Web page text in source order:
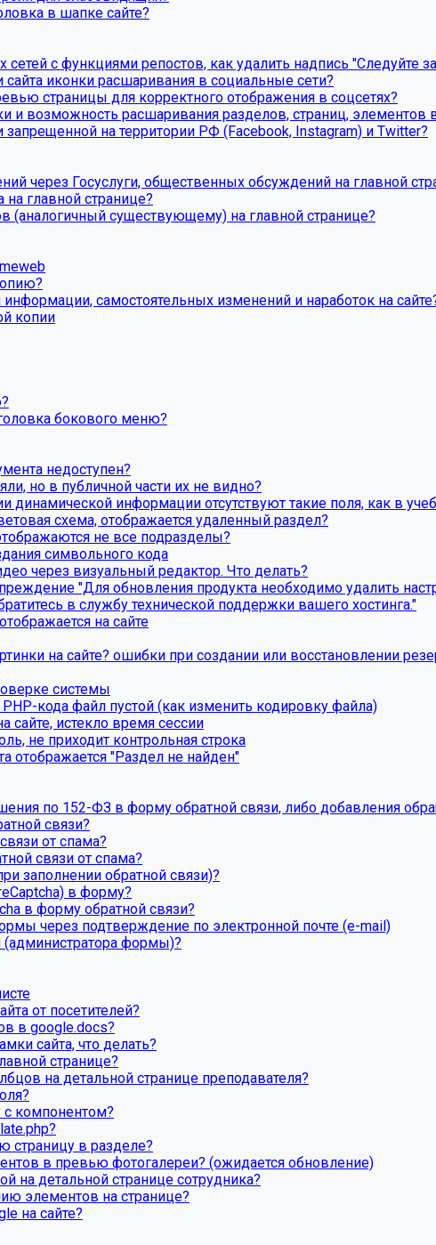
в шапке сайте?
с функциями репостов, как удалить надпись "Следуйте
иконки расшаривания в социальные сети?
страницы для корректного отображения в соцсетях?
и возможность расшаривания разделов, страниц, элементов
запрещенной на территории РФ (Facebook, Instagram) и Twitter?
через Госуслуги, общественных обсуждений на главной
главной странице?
(аналогичный существующему) на главной странице?
информации, самостоятельных изменений и наработок на
копии
бокового меню?
недоступен?
но в публичной части их не видно?
динамической информации отсутствуют такие поля, как в
схема, отображается удаленный раздел?
не все подразделы?
символьного кода
через визуальный редактор. Что делать?
"Для обновления продукта необходимо удалить
в службу технической поддержки вашего хостинга."
на сайте
на сайте? ошибки при создании или восстановлении
системы
кода файл пустой (как изменить кодировку файла)
сайте, истекло время сессии
не приходит контрольная строка
отображается "Раздел не найден"
по 152-ФЗ в форму обратной связи, либо добавления
связи?
от спама?
связи от спама?
заполнении обратной связи)?
в форму?
в форму обратной связи?
через подтверждение по электронной почте (e-mail)
(администратора формы)?
от посетителей?
в google.docs?
сайта, что делать?
странице?
на детальной странице преподавателя?
с компонентом?
страницу в разделе?
в превью фотогалереи? (ожидается обновление)
на детальной странице сотрудника?
элементов на странице?
на сайте?